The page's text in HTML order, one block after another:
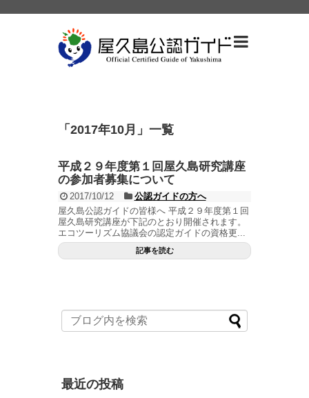
「 2017年10月 」 一覧
平成２９年度第１回屋久島研究講座
の参加者募集について
2017/10/12
公認ガイドの方へ
屋久島公認ガイドの皆様へ 平成２９年度第１回
屋久島研究講座が下記のとおり開催されます。
エコツーリズム協議会の認定ガイドの資格更...
記事を読む
最近の投稿